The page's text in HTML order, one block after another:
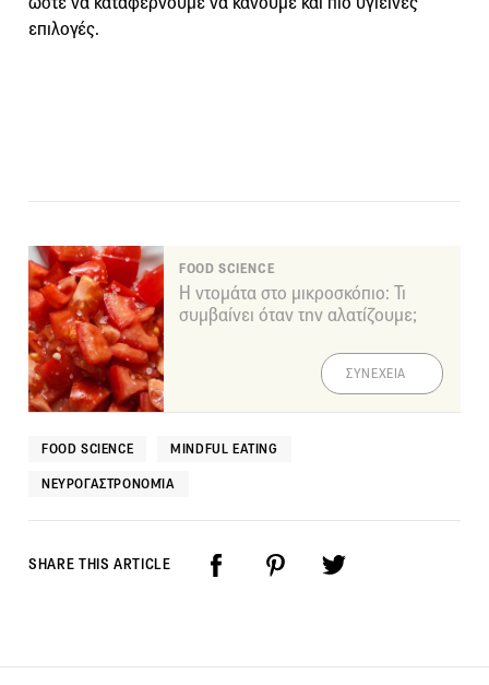
επιλογές.
FOOD SCIENCE
Η ντομάτα στο μικροσκόπιο: Τι
συμβαίνει όταν την αλατίζουμε;
ΣΥΝΕΧΕΙΑ
FOOD SCIENCE MINDFUL EATING
ΝΕΥΡΟΓΑΣΤΡΟΝΟΜΊΑ
SHARE THIS ARTICLE